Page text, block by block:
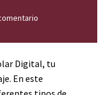
Digital, tu
En este